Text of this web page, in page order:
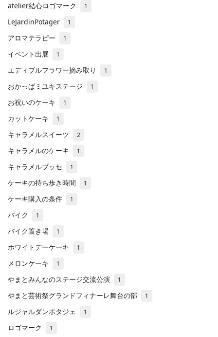
atelier結心ロゴマーク 1
LeJardinPotager 1
アロマテラピー 1
イベント出展 1
エディブルフラワー摘み取り 1
おかっぱミユキステージ 1
お祝いのケーキ 1
カットケーキ 1
キャラメルスイーツ 2
キャラメルのケーキ 1
キャラメルブッセ 1
ケーキの持ち歩き時間 1
ケーキ購入の条件 1
バイク 1
バイク置き場 1
ホワイトデーケーキ 1
メロンケーキ 1
やまとみんなのステージ交流公演 1
やまと芸術祭グランドフィナーレ舞台の部 1
ルジャルダンポタジェ 1
ロゴマーク 1